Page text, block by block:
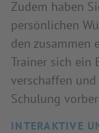
Zudem haben
persönlichen
den zusammen
Trainer sich ein
verschaffen
Schulung
INTERAKTIVE